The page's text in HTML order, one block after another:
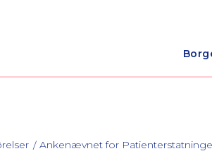
Ankenævnet for